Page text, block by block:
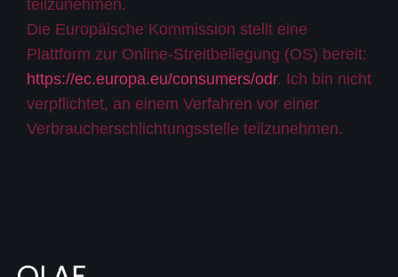
teilzunehmen.
Die Europäische Kommission stellt eine
Plattform zur Online-Streitbeilegung (OS) bereit:
https://ec.europa.eu/consumers/odr. Ich bin nicht
verpflichtet, an einem Verfahren vor einer
Verbraucherschlichtungsstelle teilzunehmen.